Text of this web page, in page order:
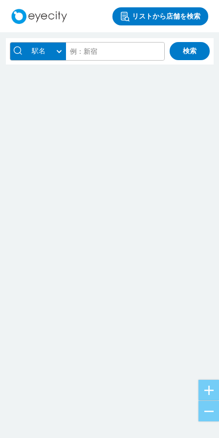
リストから店舗を検索
駅名 検索